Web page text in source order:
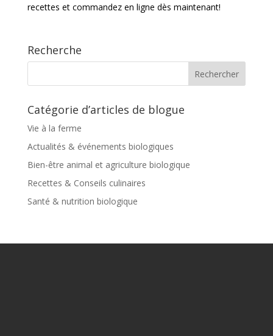
recettes et commandez en ligne dès maintenant!
Recherche
Catégorie d’articles de blogue
Vie à la ferme
Actualités & événements biologiques
Bien-être animal et agriculture biologique
Recettes & Conseils culinaires
Santé & nutrition biologique